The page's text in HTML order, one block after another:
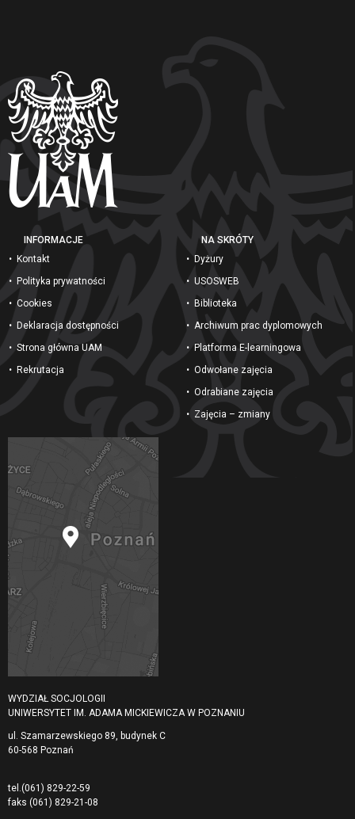
INFORMACJE
Kontakt
Polityka prywatności
Cookies
Deklaracja dostępności
Strona główna UAM
Rekrutacja
NA SKRÓTY
Dyżury
USOSWEB
Biblioteka
Archiwum prac dyplomowych
Platforma E-learningowa
Odwołane zajęcia
Odrabiane zajęcia
Zajęcia – zmiany
WYDZIAŁ SOCJOLOGII
UNIWERSYTET IM. ADAMA MICKIEWICZA W POZNANIU
ul. Szamarzewskiego 89, budynek C
60-568 Poznań
tel.(061) 829-22-59
faks (061) 829-21-08